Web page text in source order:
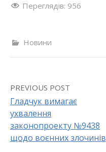
Переглядів: 956
Новини
P
o
PREVIOUS POST
Гладчук вимагає
ухвалення
законопроекту №9438
щодо воєнних злочинів